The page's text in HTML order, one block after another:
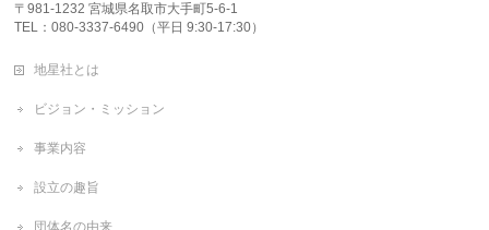
〒981-1232 宮城県名取市大手町5-6-1
TEL：080-3337-6490（平日 9:30-17:30）
地星社とは
ビジョン・ミッション
事業内容
設立の趣旨
団体名の由来